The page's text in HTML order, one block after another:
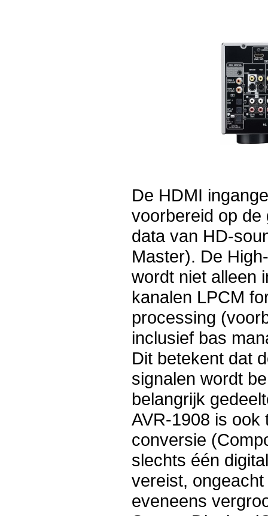
De HDMI
voorbereid op de
data van HD-
Master). De
wordt niet alleen
kanalen LPCM
processing
inclusief bas
Dit betekent dat
signalen wordt
belangrijk
AVR-1908 is ook
conversie
slechts één
vereist,
eveneens